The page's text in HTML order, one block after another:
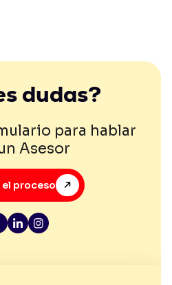
dudas?
para hablar
Asesor
el proceso